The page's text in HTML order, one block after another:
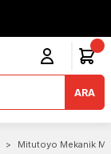
ARA
Mitutoyo Mekanik